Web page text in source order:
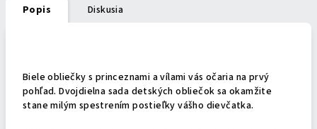
Popis Diskusia
Biele obliečky s princeznami a vílami vás očaria na prvý
pohľad. Dvojdielna sada detských obliečok sa okamžite
stane milým spestrením postieľky vášho dievčatka.